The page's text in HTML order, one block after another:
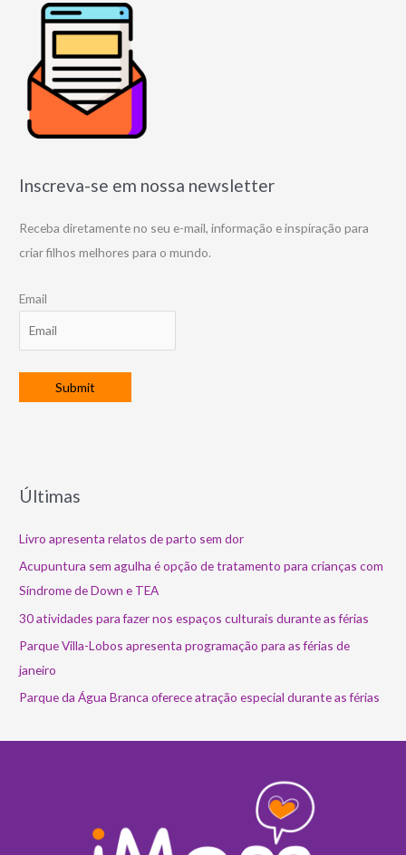
Inscreva-se em nossa newsletter
Receba diretamente no seu e-mail, informação e inspiração para
criar filhos melhores para o mundo.
Email
Últimas
Livro apresenta relatos de parto sem dor
Acupuntura sem agulha é opção de tratamento para crianças com
Síndrome de Down e TEA
30 atividades para fazer nos espaços culturais durante as férias
Parque Villa-Lobos apresenta programação para as férias de
janeiro
Parque da Água Branca oferece atração especial durante as férias